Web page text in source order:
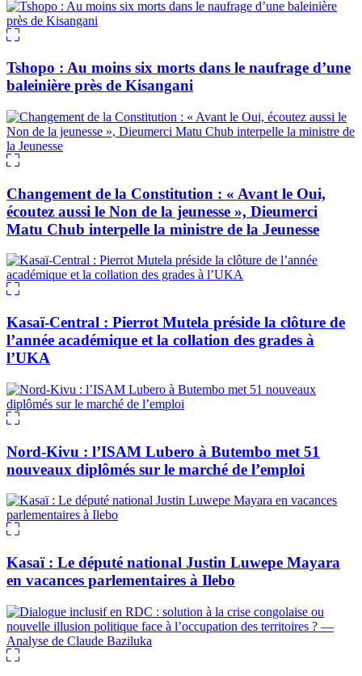
Tshopo : Au moins six morts dans le naufrage d’une
baleinière près de Kisangani
Changement de la Constitution : « Avant le Oui,
écoutez aussi le Non de la jeunesse », Dieumerci
Matu Chub interpelle la ministre de la Jeunesse
Kasaï-Central : Pierrot Mutela préside la clôture de
l’année académique et la collation des grades à
l’UKA
Nord-Kivu : l’ISAM Lubero à Butembo met 51
nouveaux diplômés sur le marché de l’emploi
Kasaï : Le député national Justin Luwepe Mayara
en vacances parlementaires à Ilebo